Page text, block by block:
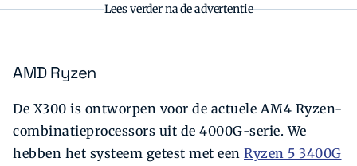
Lees verder na de advertentie
AMD Ryzen
De X300 is ontworpen voor de actuele AM4 Ryzen-
combinatieprocessors uit de 4000G-serie. We
hebben het systeem getest met een Ryzen 5 3400G